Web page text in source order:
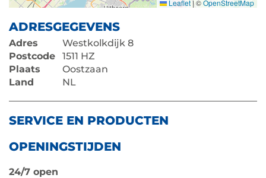
Leaflet | ©OpenStreetMap
ADRESGEGEVENS
Adres
Westkolkdijk 8
Postcode
1511 HZ
Plaats
Oostzaan
Land
NL
SERVICE EN PRODUCTEN
OPENINGSTIJDEN
24/7 open